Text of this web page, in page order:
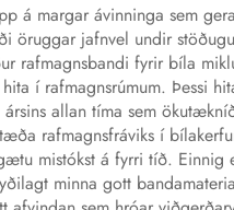
á margar ávinninga sem
öruggar jafnvel undir
rafmagnsbandi fyrir bíla
í rafmagnsrúmum. Þessi
allan tíma sem
rafmagnsfráviks í
mistókst á fyrri tíð.
minna gott